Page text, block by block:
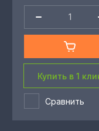
Купить в 1
Сравнить